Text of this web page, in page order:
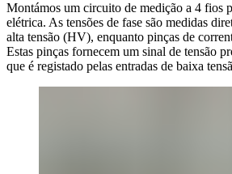
Montámos um circuito de medição a 4 fios
elétrica. As tensões de fase são medidas
alta tensão (HV), enquanto pinças de
Estas pinças fornecem um sinal de tensão
que é registado pelas entradas de baixa